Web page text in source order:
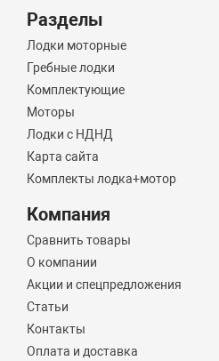
Разделы
Лодки моторные
Гребные лодки
Комплектующие
Моторы
Лодки с НДНД
Карта сайта
Комплекты лодка+мотор
Компания
Сравнить товары
О компании
Акции и спецпредложения
Статьи
Контакты
Оплата и доставка